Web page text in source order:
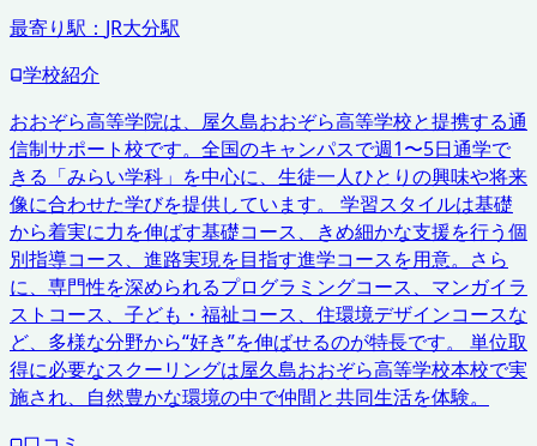
最寄り駅： JR大分駅
学校紹介
おおぞら高等学院は、屋久島おおぞら高等学校と提携する通
信制サポート校です。全国のキャンパスで週1〜5日通学で
きる「みらい学科」を中心に、生徒一人ひとりの興味や将来
像に合わせた学びを提供しています。 学習スタイルは基礎
から着実に力を伸ばす基礎コース、きめ細かな支援を行う個
別指導コース、進路実現を目指す進学コースを用意。さら
に、専門性を深められるプログラミングコース、マンガイラ
ストコース、子ども・福祉コース、住環境デザインコースな
ど、多様な分野から“好き”を伸ばせるのが特長です。 単位取
得に必要なスクーリングは屋久島おおぞら高等学校本校で実
施され、自然豊かな環境の中で仲間と共同生活を体験。